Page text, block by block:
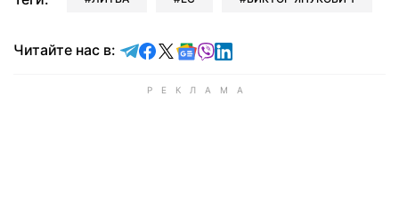
Читайте нас в: Читайте в Telegram
Читайте в Facebook
Читайте в X
Читайте в Google news
Читайте в Viber
Читайте в LinkedIn